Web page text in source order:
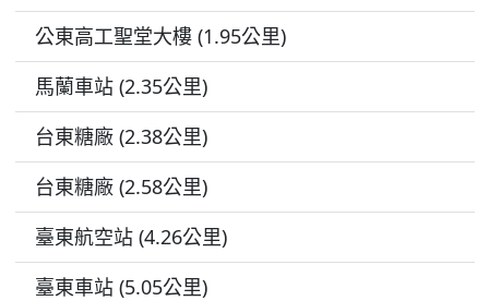
公東高工聖堂大樓 (1.95公里)
馬蘭車站 (2.35公里)
台東糖廠 (2.38公里)
台東糖廠 (2.58公里)
臺東航空站 (4.26公里)
臺東車站 (5.05公里)